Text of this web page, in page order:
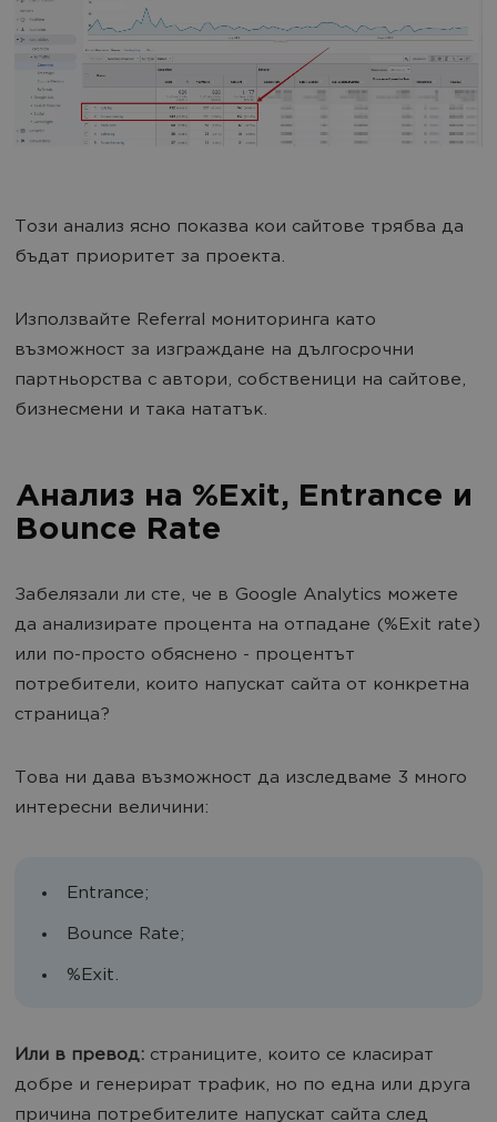
Този анализ ясно показва кои сайтове трябва да
бъдат приоритет за проекта.
Използвайте Referral мониторинга като
възможност за изграждане на дългосрочни
партньорства с автори, собственици на сайтове,
бизнесмени и така нататък.
Анализ на %Exit, Entrance и
Bounce Rate
Забелязали ли сте, че в Google Analytics можете
да анализирате процента на отпадане (%Exit rate)
или по-просто обяснено - процентът
потребители, които напускат сайта от конкретна
страница?
Това ни дава възможност да изследваме 3 много
интересни величини:
Entrance;
Bounce Rate;
%Exit.
Или в превод: страниците, които се класират
добре и генерират трафик, но по една или друга
причина потребителите напускат сайта след